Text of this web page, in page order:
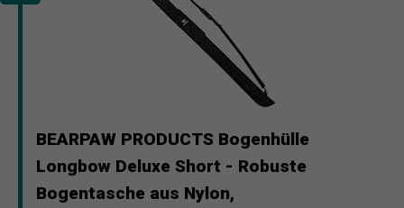
BEARPAW PRODUCTS Bogenhülle
Longbow Deluxe Short - Robuste
Bogentasche aus Nylon,